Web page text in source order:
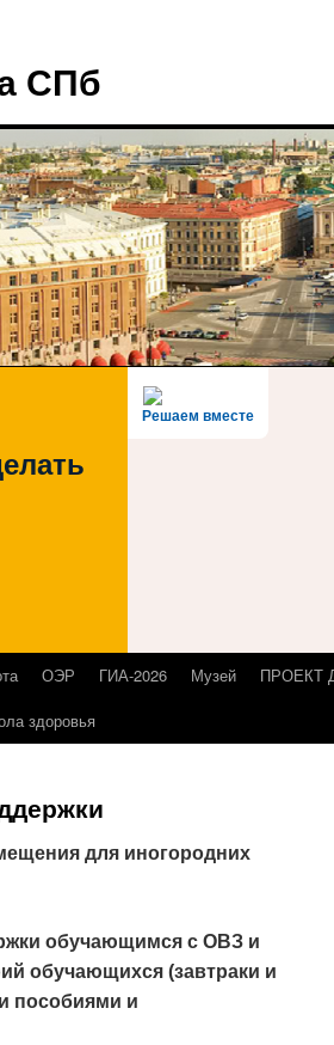
СПб
Решаем вместе
ОЭР ГИА-2026 Музей ПРОЕКТ
здоровья
для иногородних
обучающимся с ОВЗ и
обучающихся (завтраки и
пособиями и